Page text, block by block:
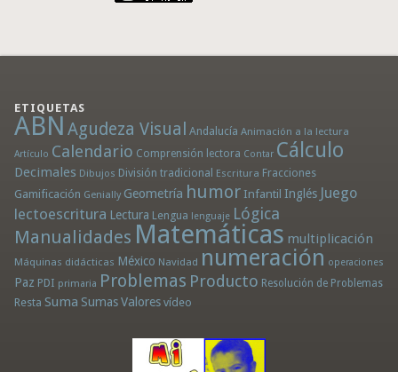
ETIQUETAS
ABN Agudeza Visual Andalucía Animación a la lectura
Artículo Calendario Comprensión lectora Contar Cálculo
Decimales Dibujos División tradicional Escritura Fracciones
Gamificación Genially Geometría humor Infantil Inglés Juego
lectoescritura Lectura Lengua lenguaje Lógica
Manualidades Matemáticas multiplicación
Máquinas didácticas México Navidad numeración operaciones
Paz PDI primaria Problemas Producto Resolución de Problemas
Resta Suma Sumas Valores vídeo